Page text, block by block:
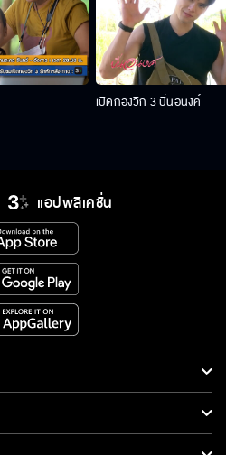
เปิดกองวิก 3 ปิ่นอนงค์
แอปพลิเคชั่น